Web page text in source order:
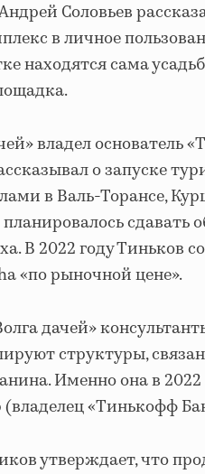
Соловьев
в личное
находятся сама
владел основатель
о запуске
в Валь-Торансе,
В 2022 году Тиньков
«по рыночной цене».
дачей»
структуры,
Именно она в
(владелец «Тинькофф
утверждает, что